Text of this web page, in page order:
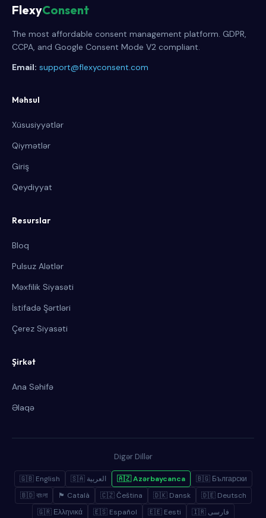
FlexyConsent
The most affordable consent management platform. GDPR,
CCPA, and Google Consent Mode V2 compliant.
Email: support@flexyconsent.com
Məhsul
Xüsusiyyətlər
Qiymətlər
Giriş
Qeydiyyat
Resurslar
Bloq
Pulsuz Alətlər
Məxfilik Siyasəti
İstifadə Şərtləri
Çerez Siyasəti
Şirkət
Ana Səhifə
Əlaqə
Digər Dillər
🇬🇧 English 🇸🇦 العربية 🇦🇿 Azərbaycanca
🇧🇬 Български
🇧🇩 বাংলা
🏴 Català 🇨🇿 Čeština 🇩🇰 Dansk
🇩🇪 Deutsch
🇬🇷 Ελληνικά
🇪🇸 Español 🇪🇪 Eesti 🇮🇷 فارسی